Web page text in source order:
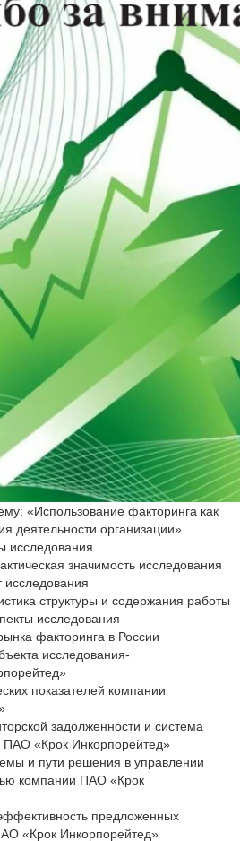
«Использование факторинга как
деятельности организации»
исследования
значимость исследования
структуры и содержания работы
исследования
факторинга в России
исследования-
показателей компании
задолженности и система
«Крок Инкорпорейтед»
и пути решения в управлении
компании ПАО «Крок
предложенных
«Крок Инкорпорейтед»